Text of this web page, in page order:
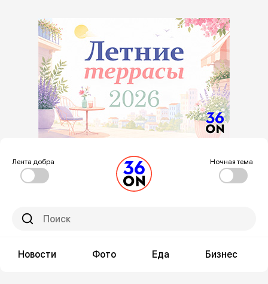
Лента добра Ночная тема
Новости Фото Еда Бизнес